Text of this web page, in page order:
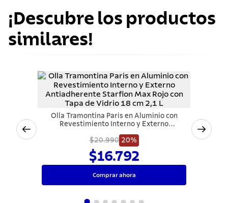
¡Descubre los productos
similares!